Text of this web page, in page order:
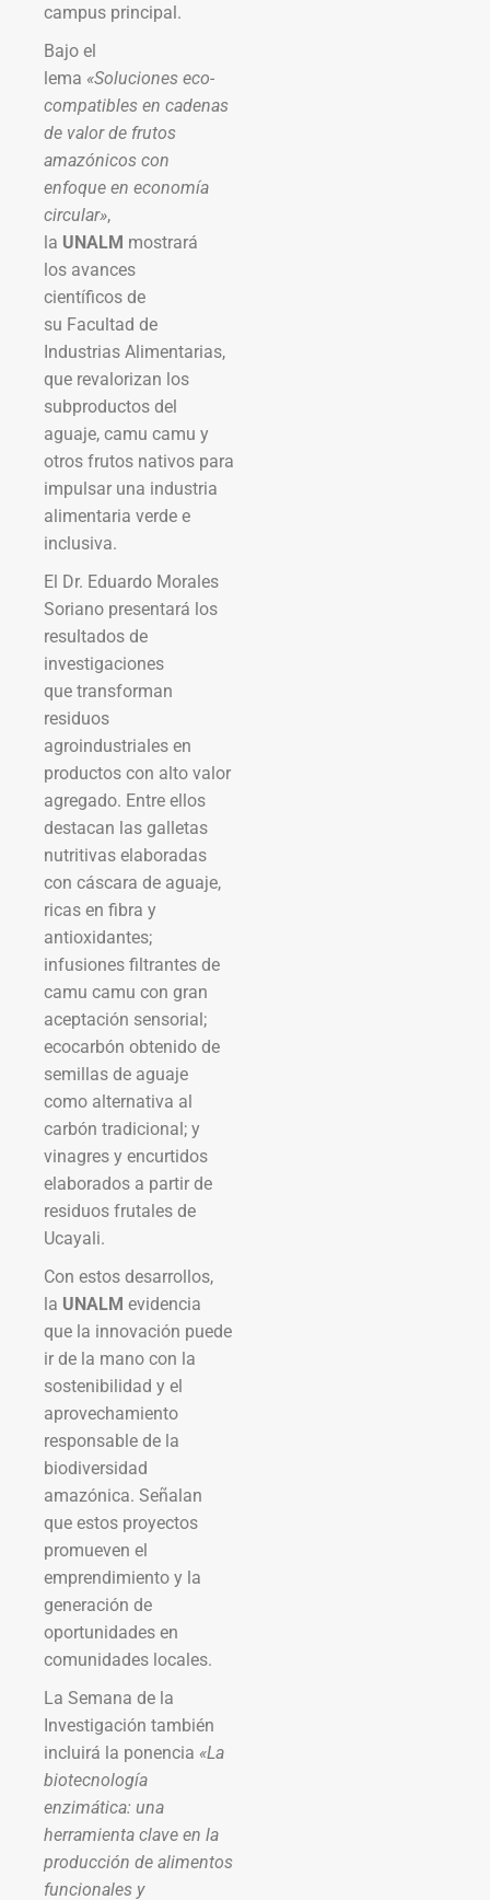
campus principal.
Bajo el
lema «Soluciones eco-
compatibles en cadenas
de valor de frutos
amazónicos con
enfoque en economía
circular»,
la UNALM mostrará
los avances
científicos de
su Facultad de
Industrias Alimentarias,
que revalorizan los
subproductos del
aguaje, camu camu y
otros frutos nativos para
impulsar una industria
alimentaria verde e
inclusiva.
El Dr. Eduardo Morales
Soriano presentará los
resultados de
investigaciones
que transforman
residuos
agroindustriales en
productos con alto valor
agregado. Entre ellos
destacan las galletas
nutritivas elaboradas
con cáscara de aguaje,
ricas en fibra y
antioxidantes;
infusiones filtrantes de
camu camu con gran
aceptación sensorial;
ecocarbón obtenido de
semillas de aguaje
como alternativa al
carbón tradicional; y
vinagres y encurtidos
elaborados a partir de
residuos frutales de
Ucayali.
Con estos desarrollos,
la UNALM evidencia
que la innovación puede
ir de la mano con la
sostenibilidad y el
aprovechamiento
responsable de la
biodiversidad
amazónica. Señalan
que estos proyectos
promueven el
emprendimiento y la
generación de
oportunidades en
comunidades locales.
La Semana de la
Investigación también
incluirá la ponencia «La
biotecnología
enzimática: una
herramienta clave en la
producción de alimentos
funcionales y